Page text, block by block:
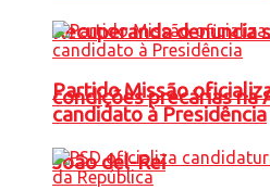
Recuperanda denuncia
condições precárias na
João del-Rei
Partido Missão
candidato à Presidência